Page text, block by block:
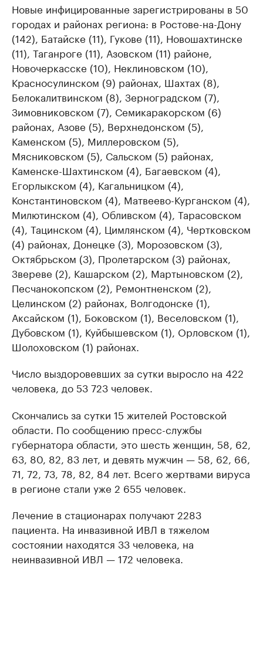
Новые инфицированные зарегистрированы в 50
городах и районах региона: в Ростове-на-Дону
(142), Батайске (11), Гукове (11), Новошахтинске
(11), Таганроге (11), Азовском (11) районе,
Новочеркасске (10), Неклиновском (10),
Красносулинском (9) районах, Шахтах (8),
Белокалитвинском (8), Зерноградском (7),
Зимовниковском (7), Семикаракорском (6)
районах, Азове (5), Верхнедонском (5),
Каменском (5), Миллеровском (5),
Мясниковском (5), Сальском (5) районах,
Каменске-Шахтинском (4), Багаевском (4),
Егорлыкском (4), Кагальницком (4),
Константиновском (4), Матвеево-Курганском (4),
Милютинском (4), Обливском (4), Тарасовском
(4), Тацинском (4), Цимлянском (4), Чертковском
(4) районах, Донецке (3), Морозовском (3),
Октябрьском (3), Пролетарском (3) районах,
Звереве (2), Кашарском (2), Мартыновском (2),
Песчанокопском (2), Ремонтненском (2),
Целинском (2) районах, Волгодонске (1),
Аксайском (1), Боковском (1), Веселовском (1),
Дубовском (1), Куйбышевском (1), Орловском (1),
Шолоховском (1) районах.
Число выздоровевших за сутки выросло на 422
человека, до 53 723 человек.
Скончались за сутки 15 жителей Ростовской
области. По сообщению пресс-службы
губернатора области, это шесть женщин, 58, 62,
63, 80, 82, 83 лет, и девять мужчин — 58, 62, 66,
71, 72, 73, 78, 82, 84 лет. Всего жертвами вируса
в регионе стали уже 2 655 человек.
Лечение в стационарах получают 2283
пациента. На инвазивной ИВЛ в тяжелом
состоянии находятся 33 человека, на
неинвазивной ИВЛ — 172 человека.